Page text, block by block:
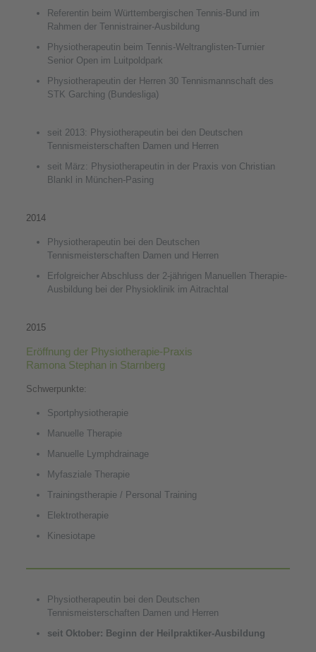
Referentin beim Württembergischen Tennis-Bund im
Rahmen der Tennistrainer-Ausbildung
Physiotherapeutin beim Tennis-Weltranglisten-Turnier
Senior Open im Luitpoldpark
Physiotherapeutin der Herren 30 Tennismannschaft des
STK Garching (Bundesliga)
seit 2013: Physiotherapeutin bei den Deutschen
Tennismeisterschaften Damen und Herren
seit März: Physiotherapeutin in der Praxis von Christian
Blankl in München-Pasing
2014
Physiotherapeutin bei den Deutschen
Tennismeisterschaften Damen und Herren
Erfolgreicher Abschluss der 2-jährigen Manuellen Therapie-
Ausbildung bei der Physioklinik im Aitrachtal
2015
Eröffnung der Physiotherapie-Praxis
Ramona Stephan in Starnberg
Schwerpunkte:
Sportphysiotherapie
Manuelle Therapie
Manuelle Lymphdrainage
Myfasziale Therapie
Trainingstherapie / Personal Training
Elektrotherapie
Kinesiotape
Physiotherapeutin bei den Deutschen
Tennismeisterschaften Damen und Herren
seit Oktober: Beginn der Heilpraktiker-Ausbildung